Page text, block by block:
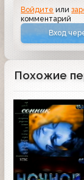
Войдите или
комментарий
Вход
Похожие